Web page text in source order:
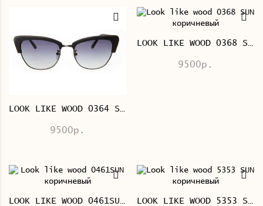
LOOK LIKE WOOD 0364 SUN ЧЕРНЫЙ
9500р.
LOOK LIKE WOOD 0368 SUN КОРИЧНЕВЫЙ
9500р.
LOOK LIKE WOOD 0461SUN КОРИЧНЕВЫЙ LOOK LIKE WOOD 5353 SUN КОРИЧНЕВЫЙ